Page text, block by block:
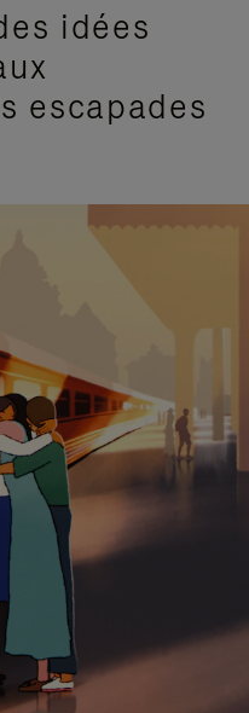
idées
escapades